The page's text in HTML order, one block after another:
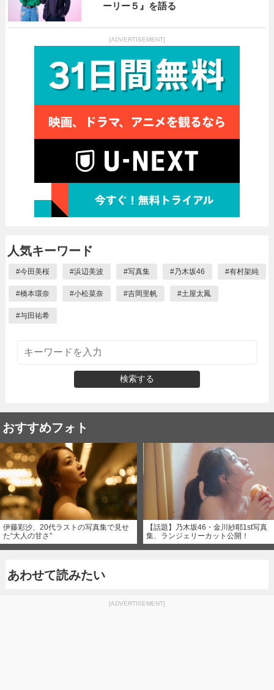
ーリー５』を語る
[ADVERTISEMENT]
人気キーワード
#今田美桜 #浜辺美波 #写真集 #乃木坂46 #有村架純
#橋本環奈 #小松菜奈 #吉岡里帆 #土屋太鳳
#与田祐希
検索する
おすすめフォト
伊藤彩沙、20代ラストの写真集で見せ
た“大人の甘さ”
【話題】乃木坂46・金川紗耶1st写真
集、ランジェリーカット公開！
あわせて読みたい
[ADVERTISEMENT]